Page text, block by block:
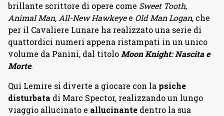
brillante scrittore di opere come Sweet Tooth,
Animal Man, All-New Hawkeyee Old Man Logan, che
per il Cavaliere Lunare ha realizzato una serie di
quattordici numeri appena ristampati in un unico
volume da Panini, dal titoloMoon Knight: Nascita e
Morte.
Qui Lemire si diverte a giocare con la psiche
disturbata di Marc Spector, realizzando un lungo
viaggio allucinato e allucinante dentro la sua